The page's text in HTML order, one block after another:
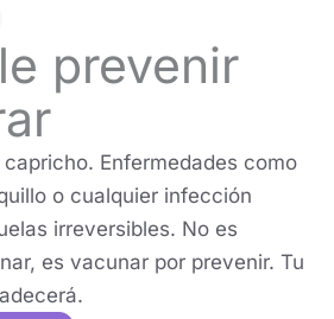
prevenir
Enfermedades como
o cualquier infección
irreversibles. No es
es vacunar por prevenir. Tu